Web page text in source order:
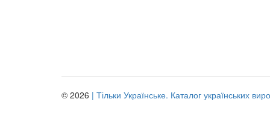
© 2026 | Тільки Українське. Каталог українських